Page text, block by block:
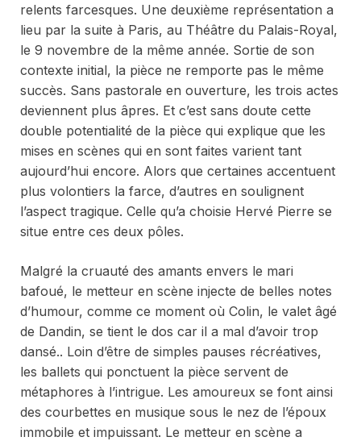
relents farcesques. Une deuxième représentation a
lieu par la suite à Paris, au Théâtre du Palais-Royal,
le 9 novembre de la même année. Sortie de son
contexte initial, la pièce ne remporte pas le même
succès. Sans pastorale en ouverture, les trois actes
deviennent plus âpres. Et c’est sans doute cette
double potentialité de la pièce qui explique que les
mises en scènes qui en sont faites varient tant
aujourd’hui encore. Alors que certaines accentuent
plus volontiers la farce, d’autres en soulignent
l’aspect tragique. Celle qu’a choisie Hervé Pierre se
situe entre ces deux pôles.
Malgré la cruauté des amants envers le mari
bafoué, le metteur en scène injecte de belles notes
d’humour, comme ce moment où Colin, le valet âgé
de Dandin, se tient le dos car il a mal d’avoir trop
dansé.. Loin d’être de simples pauses récréatives,
les ballets qui ponctuent la pièce servent de
métaphores à l’intrigue. Les amoureux se font ainsi
des courbettes en musique sous le nez de l’époux
immobile et impuissant. Le metteur en scène a